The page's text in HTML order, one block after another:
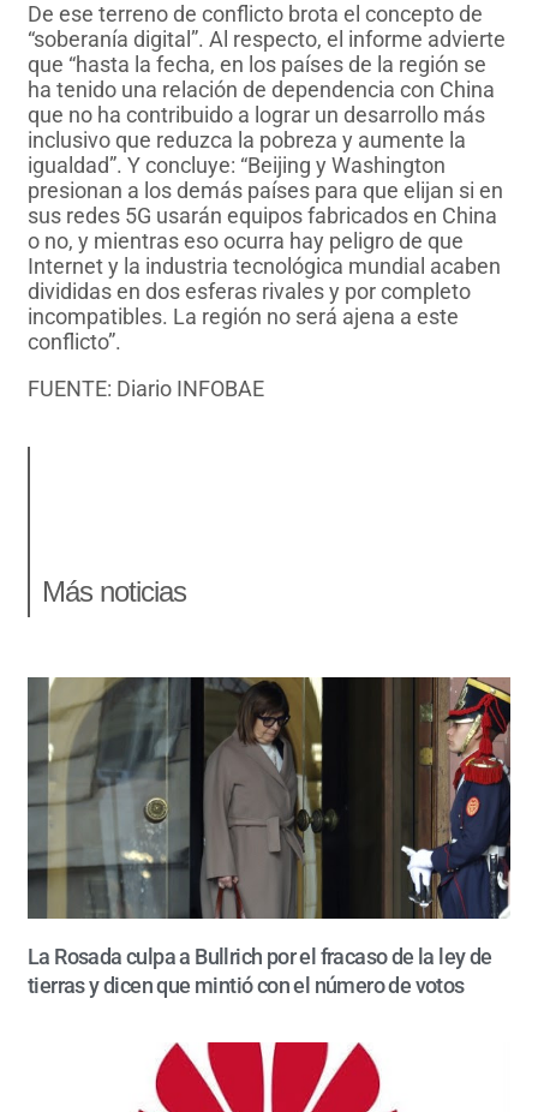
De ese terreno de conflicto brota el concepto de
“soberanía digital”. Al respecto, el informe advierte
que “hasta la fecha, en los países de la región se
ha tenido una relación de dependencia con China
que no ha contribuido a lograr un desarrollo más
inclusivo que reduzca la pobreza y aumente la
igualdad”. Y concluye: “Beijing y Washington
presionan a los demás países para que elijan si en
sus redes 5G usarán equipos fabricados en China
o no, y mientras eso ocurra hay peligro de que
Internet y la industria tecnológica mundial acaben
divididas en dos esferas rivales y por completo
incompatibles. La región no será ajena a este
conflicto”.
FUENTE: Diario INFOBAE
Más noticias
La Rosada culpa a Bullrich por el fracaso de la ley de
tierras y dicen que mintió con el número de votos